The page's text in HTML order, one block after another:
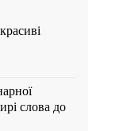
слова до